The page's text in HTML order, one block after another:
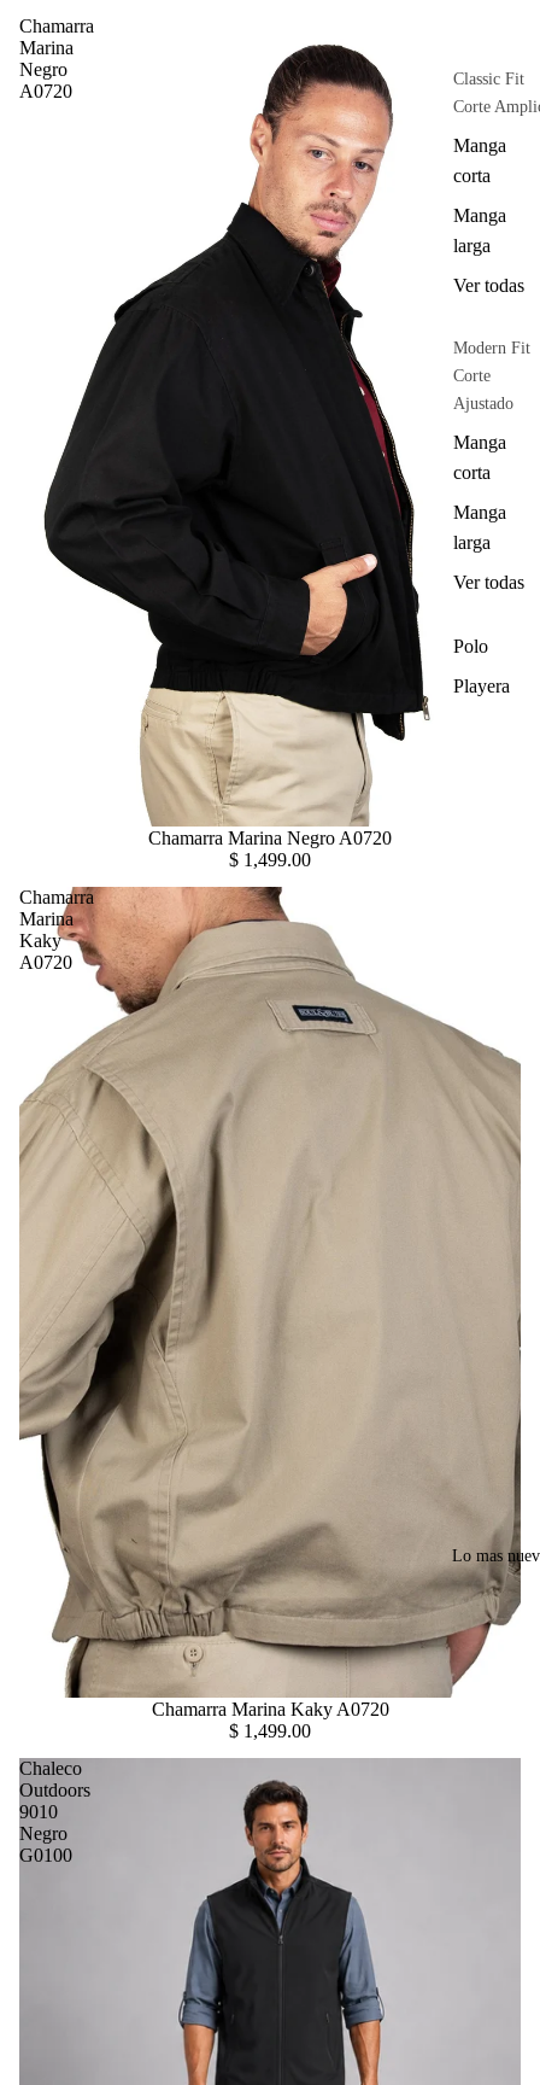
Classic Fit
Corte
Manga
corta
Manga
larga
Ver todas
Modern Fit
Corte
Ajustado
Manga
corta
Manga
larga
Ver todas
Polo
Playera
Lo mas
Chamarra
Marina
Negro
A0720
Chamarra Marina Negro A0720
$ 1,499.00
Chamarra
Marina
Kaky
A0720
Chamarra Marina Kaky A0720
$ 1,499.00
Chaleco
Outdoors
9010
Negro
G0100